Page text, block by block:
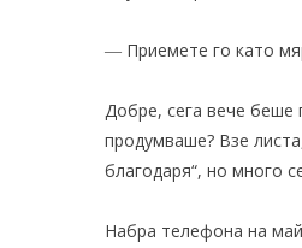
― Приемете го като
Добре, сега вече беше
продумваше? Взе
благодаря“, но много
Набра телефона на